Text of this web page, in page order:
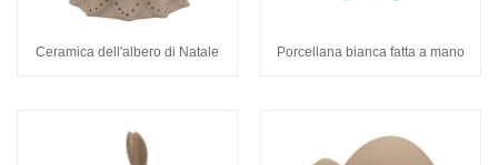
Ceramica dell'albero di Natale Porcellana bianca fatta a mano